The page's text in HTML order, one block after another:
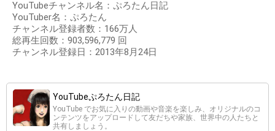
YouTubeチャンネル名：ぷろたん日記
YouTuber名：ぷろたん
チャンネル登録者数：166万人
総再生回数：903,596,779 回
チャンネル登録日：2013年8月24日
YouTubeぷろたん日記
YouTube でお気に入りの動画や音楽を楽しみ、オリジナルのコ
ンテンツをアップロードして友だちや家族、世界中の人たちと
共有しましょう。